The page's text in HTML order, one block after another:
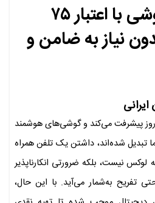
خرید قسطی گوشی با اعتبار ۷۵
نیاز به ضامن و
پیشرفت می‌کند و گوشی‌های هوشمند
تبدیل شده‌اند، داشتن یک تلفن همراه
لوکس نیست، بلکه ضرورتی انکارناپذیر
تفریح به‌شمار می‌آید. با این‌ حال،